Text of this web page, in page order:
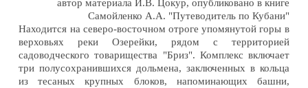
автор материала И.В. Цокур, опубликовано в книге
Самойленко А.А. "Путеводитель по Кубани"
Находится на северо-восточном отроге упомянутой горы в
верховьях реки Озерейки, рядом с территорией
садоводческого товарищества "Бриз". Комплекс включает
три полусохранившихся дольмена, заключенных в кольца
из тесаных крупных блоков, напоминающих башни,